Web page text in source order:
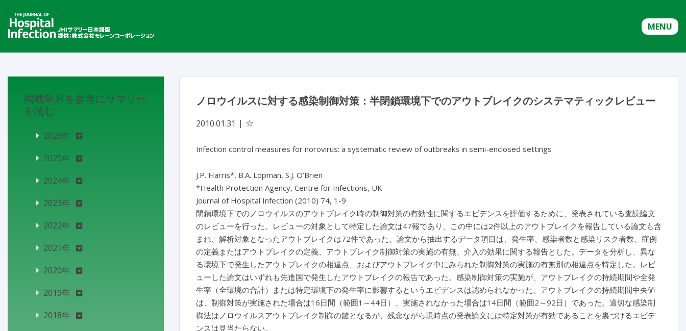
MENU
ノロウイルスに対する感染制御対策：半閉鎖環境下でのアウトブレイクのシステマティックレビュー
2010.01.31 ☆
Infection control measures for norovirus: a systematic review of outbreaks in semi-enclosed settings
J.P. Harris*, B.A. Lopman, S.J. O’Brien
*Health Protection Agency, Centre for Infections, UK
Journal of Hospital Infection (2010) 74, 1-9
閉鎖環境下でのノロウイルスのアウトブレイク時の制御対策の有効性に関するエビデンスを評価するために、発表されている査読論文
のレビューを行った。レビューの対象として特定した論文は47報であり、この中には2件以上のアウトブレイクを報告している論文も含
まれ、解析対象となったアウトブレイクは72件であった。論文から抽出するデータ項目は、発生率、感染者数と感染リスク者数、症例
の定義またはアウトブレイクの定義、アウトブレイク制御対策の実施の有無、介入の効果に関する報告とした。データを分析し、異な
る環境下で発生したアウトブレイクの相違点、およびアウトブレイク中にみられた制御対策の実施の有無別の相違点を特定した。レビ
ューした論文はいずれも先進国で発生したアウトブレイクの報告であった。感染制御対策の実施が、アウトブレイクの持続期間や全発
生率（全環境の合計）または特定環境下の発生率に影響するというエビデンスは認められなかった。アウトブレイクの持続期間中央値
は、制御対策が実施された場合は16日間（範囲1～44日）、実施されなかった場合は14日間（範囲2～92日）であった。適切な感染制
御法はノロウイルスアウトブレイク制御の鍵となるが、残念ながら現時点の発表論文には特定対策が有効であることを裏づけるエビデ
ンスは見当たらない。
掲載年月を参考にサマリー
を読む
2026年
2025年
2024年
2023年
2022年
2021年
2020年
2019年
2018年